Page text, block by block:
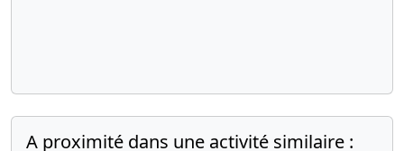
A proximité dans une activité similaire :